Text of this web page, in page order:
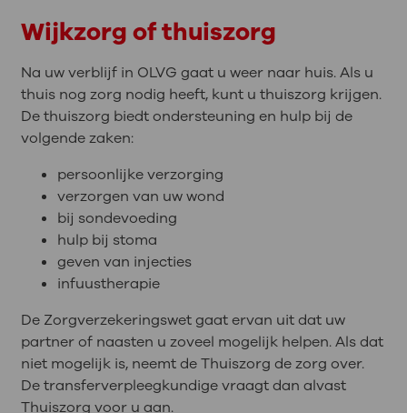
Wijkzorg of thuiszorg
Na uw verblijf in OLVG gaat u weer naar huis. Als u
thuis nog zorg nodig heeft, kunt u thuiszorg krijgen.
De thuiszorg biedt ondersteuning en hulp bij de
volgende zaken:
persoonlijke verzorging
verzorgen van uw wond
bij sondevoeding
hulp bij stoma
geven van injecties
infuustherapie
De Zorgverzekeringswet gaat ervan uit dat uw
partner of naasten u zoveel mogelijk helpen. Als dat
niet mogelijk is, neemt de Thuiszorg de zorg over.
De transferverpleegkundige vraagt dan alvast
Thuiszorg voor u aan.